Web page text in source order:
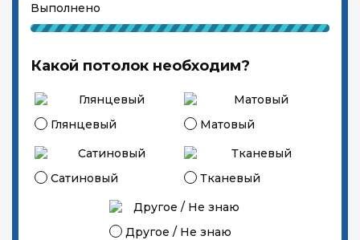
Выполнено
Какой потолок необходим?
Глянцевый Матовый
Сатиновый Тканевый
Другое / Не знаю